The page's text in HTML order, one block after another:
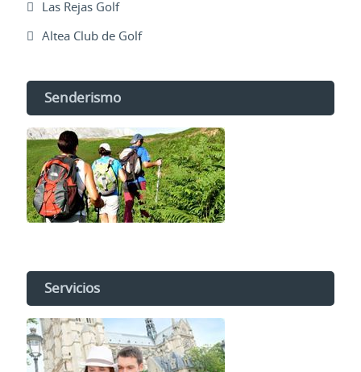
Las Rejas Golf
Altea Club de Golf
Senderismo
Servicios